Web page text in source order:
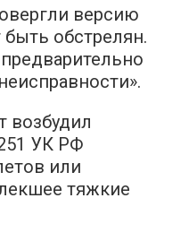
версию
обстрелян.
предварительно
возбудил
УК РФ
или
тяжкие